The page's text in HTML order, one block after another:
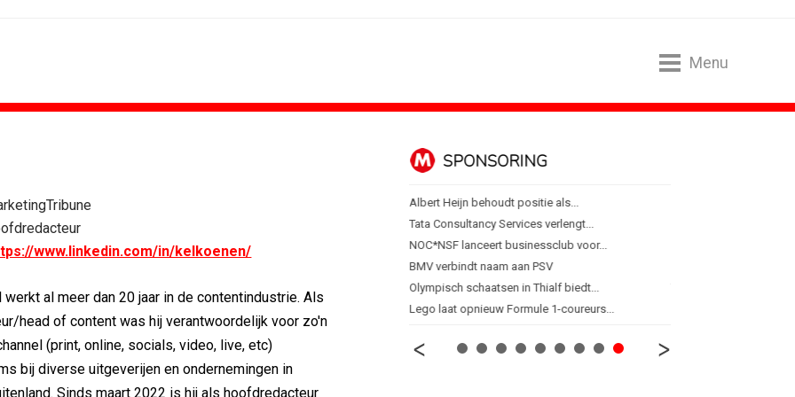
Menu
www.linkedin.com/in/kelkoenen/
werkt al meer dan 20 jaar in de contentindustrie. Als
head of content was hij verantwoordelijk voor zo'n
(print, online, socials, video, live, etc)
bij diverse uitgeverijen en ondernemingen in
Sinds maart 2022 is hij als hoofdredacteur
Maxlead naar...
in...
voor Ster...
blijft...
Allianz Direct ‘kaapt’...
SPONSORING
Albert Heijn behoudt positie als...
Tata Consultancy Services verlengt...
NOC*NSF lanceert businessclub voor...
BMV verbindt naam aan PSV
Olympisch schaatsen in Thialf biedt...
Lego laat opnieuw Formule 1-coureurs...